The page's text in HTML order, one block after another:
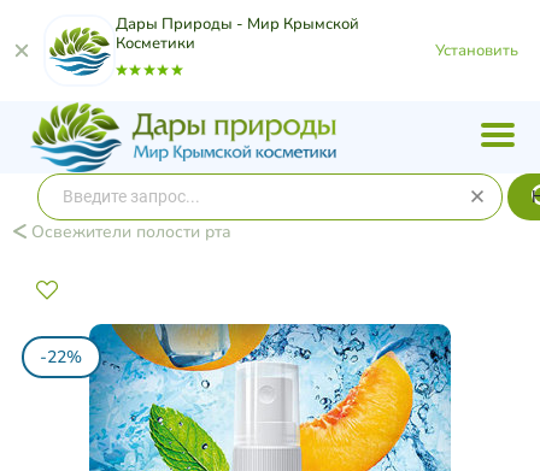
Дары Природы - Мир Крымской
Косметики
Установить
Освежители полости рта
-22%